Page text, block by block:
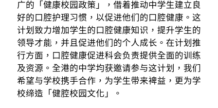
广的「健康校园政策」，借着推动中学生建立良
好的口腔护理习惯，以促进他们的口腔健康。这
计划致力增加学生的口腔健康知识，提升学生的
领导才能，并且促进他们的个人成长。在计划推
行方面，口腔健康促进科会负责提供全面的训练
及资源。全港的中学均获邀请参与这计划，我们
希望与学校携手合作，为学生带来裨益，更为学
校缔造「健腔校园文化」。